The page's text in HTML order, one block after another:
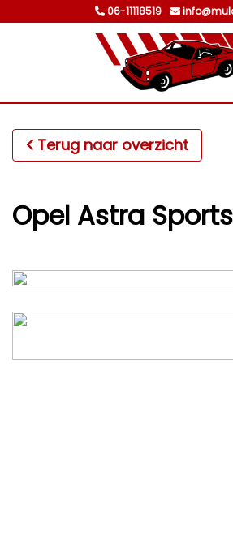
06-11118519
Terug naar overzicht
Opel Astra